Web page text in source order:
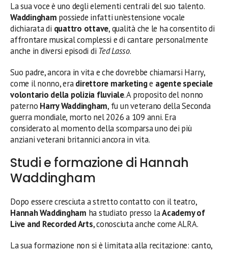
La sua voce è uno degli elementi centrali del suo talento.
Waddingham possiede infatti un’estensione vocale
dichiarata di quattro ottave, qualità che le ha consentito di
affrontare musical complessi e di cantare personalmente
anche in diversi episodi di Ted Lasso.
Suo padre, ancora in vita e che dovrebbe chiamarsi Harry,
come il nonno, eradirettore marketinge agente speciale
volontario della polizia fluviale. A proposito del nonno
paterno Harry Waddingham, fu un veterano della Seconda
guerra mondiale, morto nel 2026 a 109 anni. Era
considerato al momento della scomparsa uno dei più
anziani veterani britannici ancora in vita.
Studi e formazione di Hannah
Waddingham
Dopo essere cresciuta a stretto contatto con il teatro,
Hannah Waddingham ha studiato presso laAcademy of
Live and Recorded Arts, conosciuta anche come ALRA.
La sua formazione non si è limitata alla recitazione: canto,